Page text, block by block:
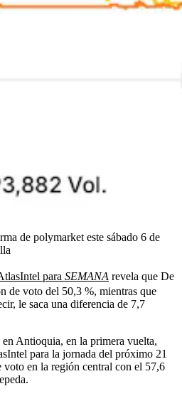
de polymarket este sábado 6 de
para SEMANA revela que De
de voto del 50,3 %, mientras que
le saca una diferencia de 7,7
Antioquia, en la primera vuelta,
para la jornada del próximo 21
en la región central con el 57,6